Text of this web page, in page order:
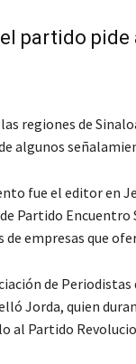
partido
regiones de
algunos
fue el editor en
Partido
empresas que
de Periodistas
Jorda, quien
al Partido